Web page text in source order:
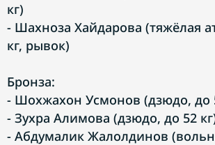
кг)
- Шахноза Хайдарова (тяжёлая
кг, рывок)
Бронза:
- Шохжахон Усмонов (дзюдо, до
- Зухра Алимова (дзюдо, до 52
- Абдумалик Жалолдинов